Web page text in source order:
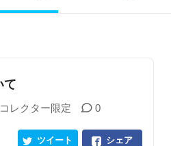
て
コレクター限定 0
シェア
ツイート